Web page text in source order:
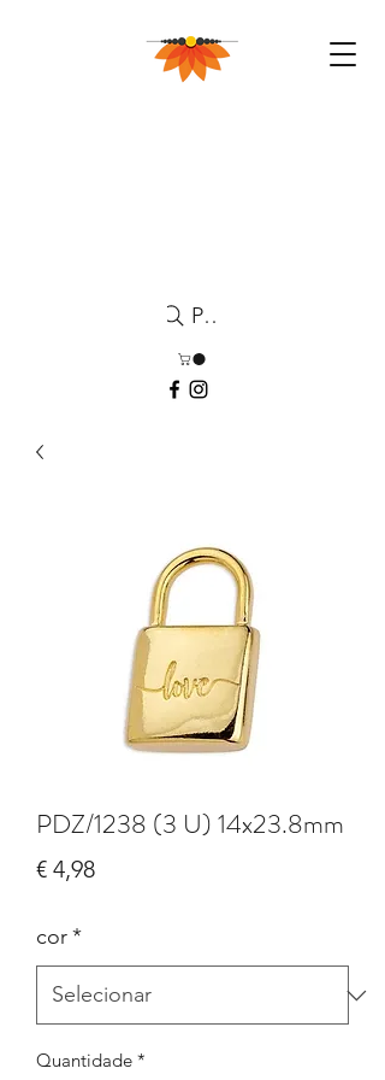
Pesquisa
PDZ/1238 (3 U) 14x23.8mm
€ 4,98Preço
cor*
Quantidade *